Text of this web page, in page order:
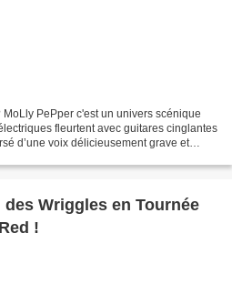
PePper c'est un univers scénique
fleurtent avec guitares cinglantes
d’une voix délicieusement grave et
Wriggles en Tournée
!